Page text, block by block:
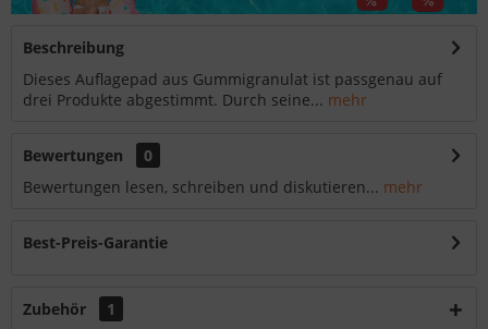
Beschreibung
Dieses Auflagepad aus Gummigranulat ist passgenau auf
drei Produkte abgestimmt. Durch seine... mehr
Bewertungen
0
Bewertungen lesen, schreiben und diskutieren... mehr
Best-Preis-Garantie
Zubehör 1